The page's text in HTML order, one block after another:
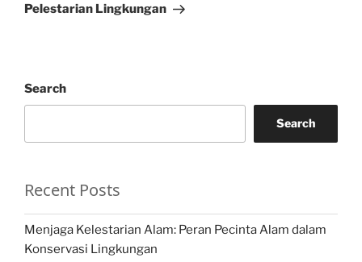
Pelestarian Lingkungan
Search
Search
Recent Posts
Menjaga Kelestarian Alam: Peran Pecinta Alam dalam
Konservasi Lingkungan